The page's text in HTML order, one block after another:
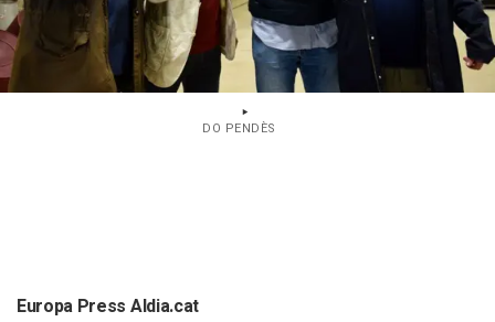
DO PENDÈS
Europa Press Aldia.cat